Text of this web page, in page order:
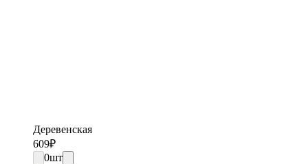
Деревенская
609₽
0шт